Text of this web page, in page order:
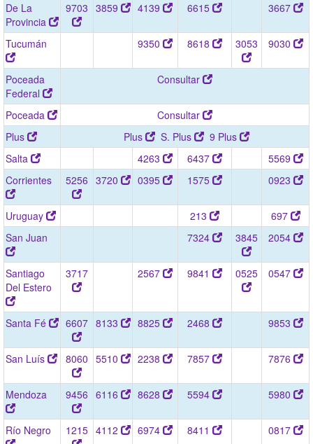
De La
Provincia
9703 3859 4139 6615 3667
Tucumán 9350 8618 3053 9030
Poceada
Federal
Consultar
Poceada
Consultar
Plus
Plus S. Plus
9 Plus
Salta
4263 6437
5569
Corrientes
5256 3720 0395 1575 0923
Uruguay 213
697
San Juan
7324 3845 2054
Santiago
Del Estero
3717 2567 9841 0525 0547
Santa Fé 6607 8133 8825 2468 9853
San Luís 8060 5510 2238 7857 7876
Mendoza 9456 6116 8628 5594 5980
Río Negro 1215 4112 6974 8411 0817